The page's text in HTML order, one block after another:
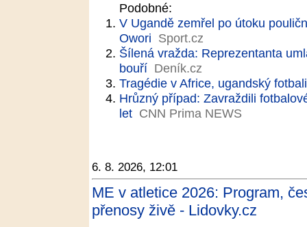
Podobné:
V Ugandě zemřel po útoku
Owori Sport.cz
Šílená vražda: Reprezentanta
bouří Deník.cz
Tragédie v Africe, ugandský
Hrůzný případ: Zavraždili
let CNN Prima NEWS
6. 8. 2026, 12:01
ME v atletice 2026: Program,
přenosy živě - Lidovky.cz